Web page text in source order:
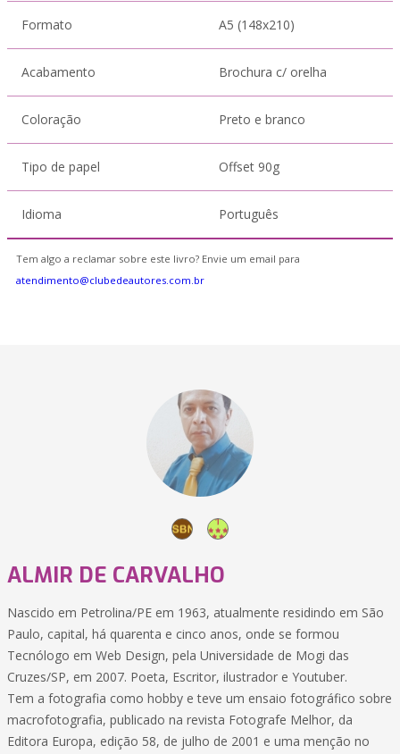
Formato A5 (148x210)
Acabamento Brochura c/ orelha
Coloração Preto e branco
Tipo de papel Offset 90g
Idioma Português
Tem algo a reclamar sobre este livro? Envie um email para
atendimento@clubedeautores.com.br
ALMIR DE CARVALHO
Nascido em Petrolina/PE em 1963, atualmente residindo em São
Paulo, capital, há quarenta e cinco anos, onde se formou
Tecnólogo em Web Design, pela Universidade de Mogi das
Cruzes/SP, em 2007. Poeta, Escritor, ilustrador e Youtuber.
Tem a fotografia como hobby e teve um ensaio fotográfico sobre
macrofotografia, publicado na revista Fotografe Melhor, da
Editora Europa, edição 58, de julho de 2001 e uma menção no